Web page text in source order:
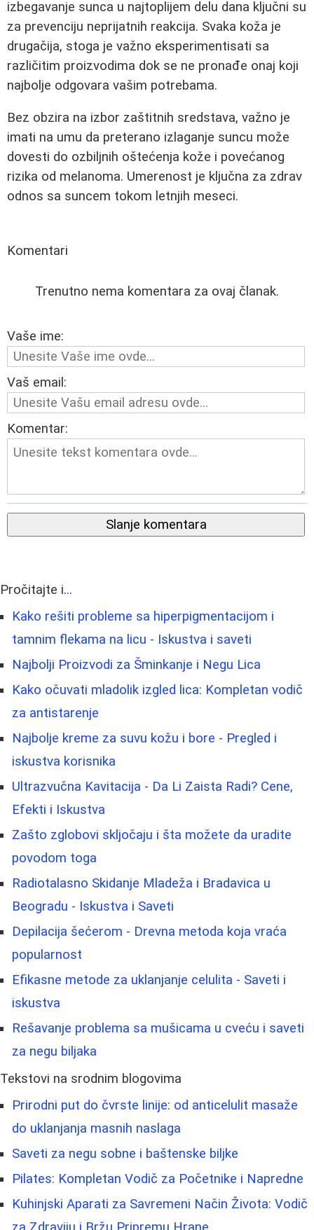
izbegavanje sunca u najtoplijem delu dana ključni su
za prevenciju neprijatnih reakcija. Svaka koža je
drugačija, stoga je važno eksperimentisati sa
različitim proizvodima dok se ne pronađe onaj koji
najbolje odgovara vašim potrebama.
Bez obzira na izbor zaštitnih sredstava, važno je
imati na umu da preterano izlaganje suncu može
dovesti do ozbiljnih oštećenja kože i povećanog
rizika od melanoma. Umerenost je ključna za zdrav
odnos sa suncem tokom letnjih meseci.
Komentari
Trenutno nema komentara za ovaj članak.
Vaše ime:
Vaš email:
Komentar:
Slanje komentara
Pročitajte i...
Kako rešiti probleme sa hiperpigmentacijom i
tamnim flekama na licu - Iskustva i saveti
Najbolji Proizvodi za Šminkanje i Negu Lica
Kako očuvati mladolik izgled lica: Kompletan vodič
za antistarenje
Najbolje kreme za suvu kožu i bore - Pregled i
iskustva korisnika
Ultrazvučna Kavitacija - Da Li Zaista Radi? Cene,
Efekti i Iskustva
Zašto zglobovi skljočaju i šta možete da uradite
povodom toga
Radiotalasno Skidanje Mladeža i Bradavica u
Beogradu - Iskustva i Saveti
Depilacija šećerom - Drevna metoda koja vraća
popularnost
Efikasne metode za uklanjanje celulita - Saveti i
iskustva
Rešavanje problema sa mušicama u cveću i saveti
za negu biljaka
Tekstovi na srodnim blogovima
Prirodni put do čvrste linije: od anticelulit masaže
do uklanjanja masnih naslaga
Saveti za negu sobne i baštenske biljke
Pilates: Kompletan Vodič za Početnike i Napredne
Kuhinjski Aparati za Savremeni Način Života: Vodič